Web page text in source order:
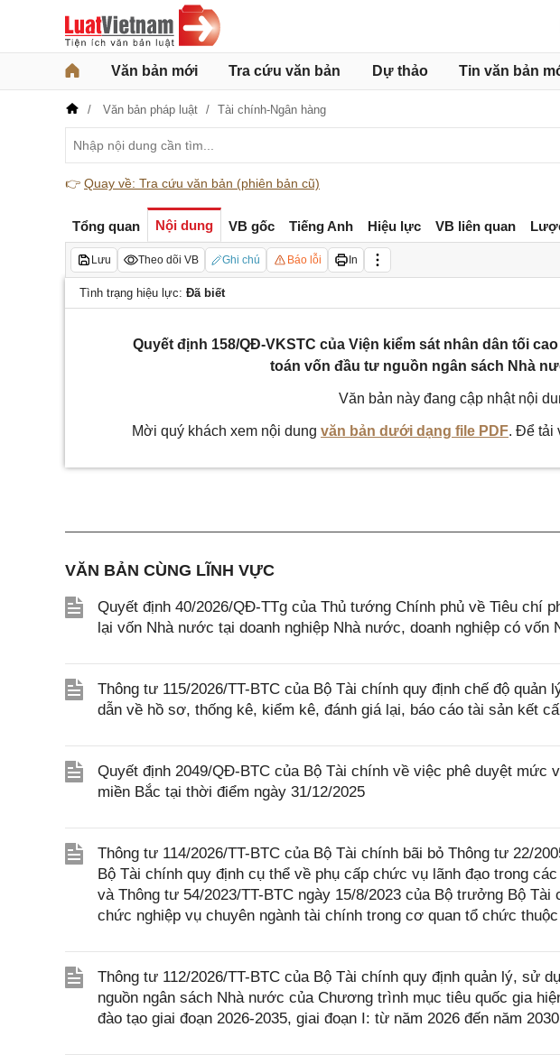
Văn bản mới Tra cứu văn bản Dự thảo Tin văn bản
Văn bản pháp luật Tài chính-Ngân hàng
👉 Quay về: Tra cứu văn bản (phiên bản cũ)
Tổng quan Nội dung VB gốc Tiếng Anh Hiệu lực VB liên quan
Lưu Theo dõi VB Ghi chú Báo lỗi In
Tình trạng hiệu lực: Đã biết
Quyết định 158/QĐ-VKSTC của Viện kiểm sát nhân dân tối
toán vốn đầu tư nguồn ngân sách Nhà
Văn bản này đang cập nhật nội
Mời quý khách xem nội dung văn bản dưới dạng file PDF. Để tải
VĂN BẢN CÙNG LĨNH VỰC
Quyết định 40/2026/QĐ-TTg của Thủ tướng Chính phủ về Tiêu chí
lại vốn Nhà nước tại doanh nghiệp Nhà nước, doanh nghiệp có vốn
Thông tư 115/2026/TT-BTC của Bộ Tài chính quy định chế độ
dẫn về hồ sơ, thống kê, kiểm kê, đánh giá lại, báo cáo tài sản kết
Quyết định 2049/QĐ-BTC của Bộ Tài chính về việc phê duyệt mức
miền Bắc tại thời điểm ngày 31/12/2025
Thông tư 114/2026/TT-BTC của Bộ Tài chính bãi bỏ Thông tư 22/
Bộ Tài chính quy định cụ thể về phụ cấp chức vụ lãnh đạo trong
và Thông tư 54/2023/TT-BTC ngày 15/8/2023 của Bộ trưởng Bộ
chức nghiệp vụ chuyên ngành tài chính trong cơ quan tổ chức
Thông tư 112/2026/TT-BTC của Bộ Tài chính quy định quản lý, sử
nguồn ngân sách Nhà nước của Chương trình mục tiêu quốc gia
đào tạo giai đoạn 2026-2035, giai đoạn I: từ năm 2026 đến năm 2030